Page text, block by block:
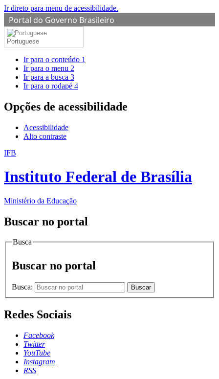
Ir direto para menu de acessibilidade.
Portal do Governo Brasileiro
Portuguese
Ir para o conteúdo 1
Ir para o menu 2
Ir para a busca 3
Ir para o rodapé 4
Opções de acessibilidade
Acessibilidade
Alto contraste
IFB
Instituto Federal de Brasília
Ministério da Educação
Buscar no portal
Busca
Buscar no portal
Busca: Buscar
Redes Sociais
Facebook
Twitter
YouTube
Instagram
RSS